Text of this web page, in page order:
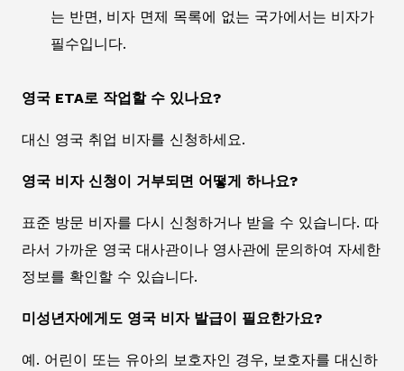
는 반면, 비자 면제 목록에 없는 국가에서는 비자가
필수입니다.
영국 ETA로 작업할 수 있나요?
대신 영국 취업 비자를 신청하세요.
영국 비자 신청이 거부되면 어떻게 하나요?
표준 방문 비자를 다시 신청하거나 받을 수 있습니다. 따
라서 가까운 영국 대사관이나 영사관에 문의하여 자세한
정보를 확인할 수 있습니다.
미성년자에게도 영국 비자 발급이 필요한가요?
예. 어린이 또는 유아의 보호자인 경우, 보호자를 대신하